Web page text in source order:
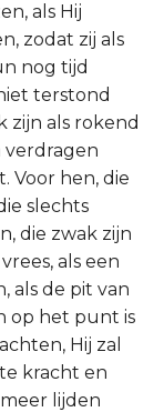
als Hij
zodat zij als
nog tijd
terstond
zijn als rokend
verdragen
Voor hen, die
slechts
die zwak zijn
als een
als de pit van
op het punt is
Hij zal
kracht en
lijden